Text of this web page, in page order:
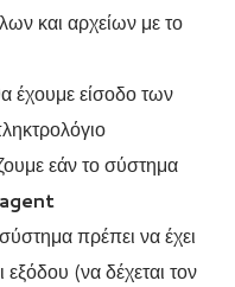
και αρχείων με το
έχουμε είσοδο των
εάν το σύστημα
agent
πρέπει να έχει
(να δέχεται τον